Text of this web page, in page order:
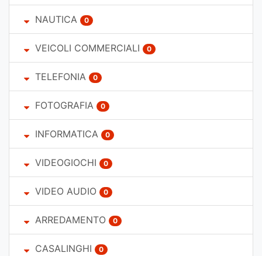
NAUTICA 0
VEICOLI COMMERCIALI 0
TELEFONIA 0
FOTOGRAFIA 0
INFORMATICA 0
VIDEOGIOCHI 0
VIDEO AUDIO 0
ARREDAMENTO 0
CASALINGHI 0